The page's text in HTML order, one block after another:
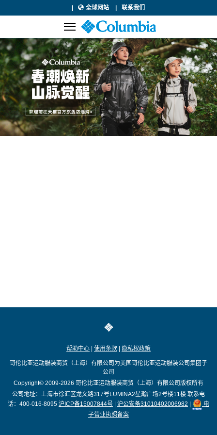
全球网站 联系我们
帮助中心 使用条款 隐私权政策
哥伦比亚运动服装商贸（上海）有限公司为美国哥伦比亚运动服装公司集团子
公司
Copyright© 2009-2026 哥伦比亚运动服装商贸（上海）有限公司版权所有
公司地址：上海市徐汇区龙文路317号LUMINA2星瀚广场2号楼11楼 联系电
话：400-016-8095 沪ICP备15007844号 沪公安备31010402006982
电
子营业执照备案